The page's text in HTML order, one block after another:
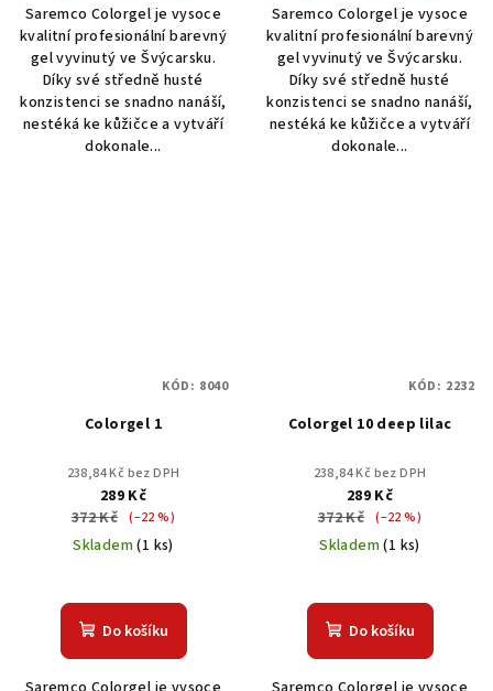
Saremco Colorgel je vysoce
kvalitní profesionální barevný
gel vyvinutý ve Švýcarsku.
Díky své středně husté
konzistenci se snadno nanáší,
nestéká ke kůžičce a vytváří
dokonale...
Saremco Colorgel je vysoce
kvalitní profesionální barevný
gel vyvinutý ve Švýcarsku.
Díky své středně husté
konzistenci se snadno nanáší,
nestéká ke kůžičce a vytváří
dokonale...
Colorgel 1
238,84 Kč bez DPH
289 Kč
372 Kč (–22 %)
Skladem(1 ks)
Do košíku
KÓD: 8040
Colorgel 10 deep lilac
238,84 Kč bez DPH
289 Kč
372 Kč (–22 %)
Skladem(1 ks)
Do košíku
KÓD: 2232